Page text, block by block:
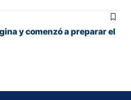
y comenzó a preparar el